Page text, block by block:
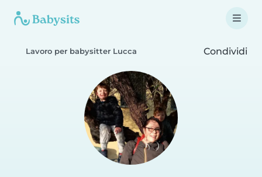
Lavoro per babysitter Lucca Condividi